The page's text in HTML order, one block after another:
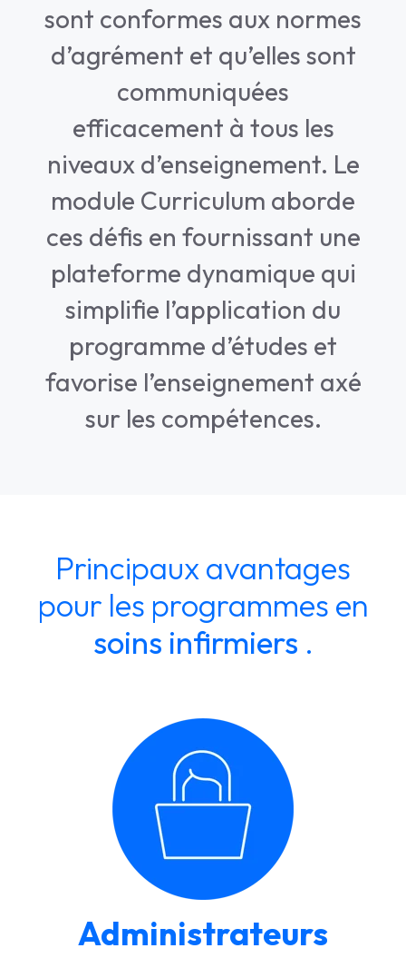
sont conformes aux normes
d’agrément et qu’elles sont
communiquées
efficacement à tous les
niveaux d’enseignement. Le
module Curriculum aborde
ces défis en fournissant une
plateforme dynamique qui
simplifie l’application du
programme d’études et
favorise l’enseignement axé
sur les compétences.
Principaux avantages
pour les programmes en
soins infirmiers .
Administrateurs